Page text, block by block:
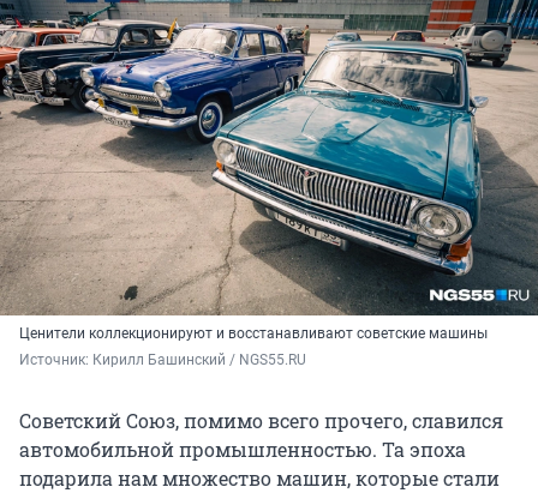
Ценители коллекционируют и восстанавливают советские машины
Источник: Кирилл Башинский / NGS55.RU
Советский Союз, помимо всего прочего, славился
автомобильной промышленностью. Та эпоха
подарила нам множество машин, которые стали